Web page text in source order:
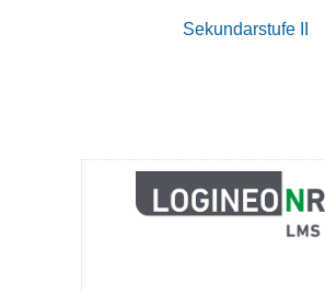
Sekundarstufe II